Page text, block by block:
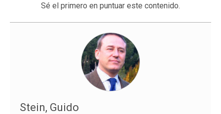
Sé el primero en puntuar este contenido.
Stein, Guido